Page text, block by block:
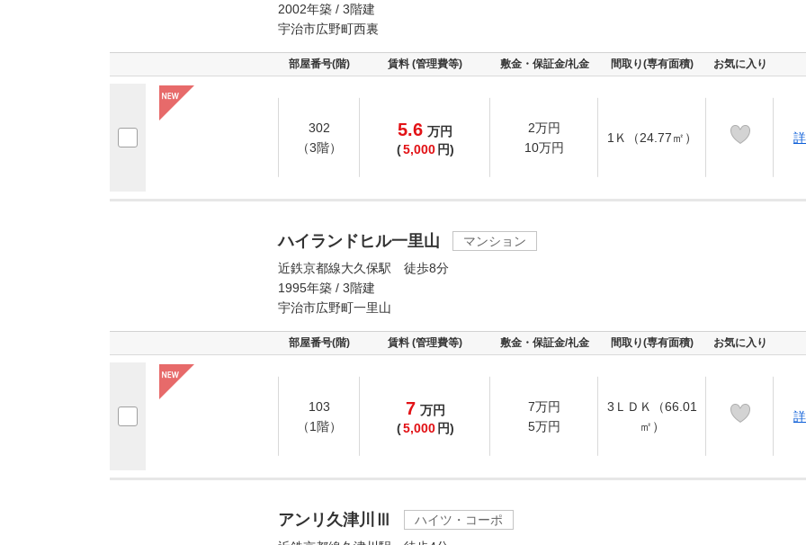
2002年築 / 3階建
宇治市広野町西裏
部屋番号(階) 賃料 (管理費等) 敷金・保証金/礼金 間取り(専有面積) お気に入り
302
（3階）
5.6 万円
(5,000 円)
2万円
10万円
1Ｋ（24.77㎡）
ハイランドヒル一里山
マンション
近鉄京都線大久保駅 徒歩8分
1995年築 / 3階建
宇治市広野町一里山
部屋番号(階) 賃料 (管理費等) 敷金・保証金/礼金 間取り(専有面積) お気に入り
103
（1階）
7 万円
(5,000 円)
7万円
5万円
3ＬＤＫ（66.01
㎡）
アンリ久津川Ⅲ
ハイツ・コーポ